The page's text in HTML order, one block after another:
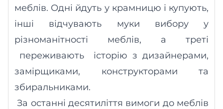
меблів. Одні йдуть у крамницю і купують,
інші відчувають муки вибору у
різноманітності меблів, а треті
переживають
історію з дизайнерами,
замірщиками, конструкторами та
збиральниками.
За останні десятиліття вимоги до меблів